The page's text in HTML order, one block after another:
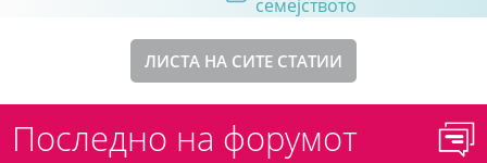
семејството
ЛИСТА НА СИТЕ СТАТИИ
Последно на форумот